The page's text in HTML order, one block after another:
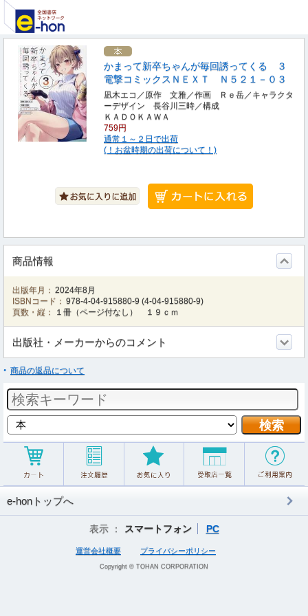
かまって新卒ちゃんが毎回誘ってくる ３
電撃コミックスＮＥＸＴ Ｎ５２１－０３
凪木エコ／原作 文雅／作画 Ｒｅ岳／キャラクタ
ーデザイン 長谷川三時／構成
ＫＡＤＯＫＡＷＡ
759円
通常１～２日で出荷
(！お盆時期の出荷について！)
商品情報
出版年月： 2024年8月
ISBNコード： 978-4-04-915880-9 (4-04-915880-9)
頁数・縦：
１冊（ページ付なし） １９ｃｍ
出版社・メーカーからのコメント
商品の返品について
e-honトップへ
表示 ： スマートフォン PC
運営会社概要 プライバシーポリシー
Copyright © TOHAN CORPORATION